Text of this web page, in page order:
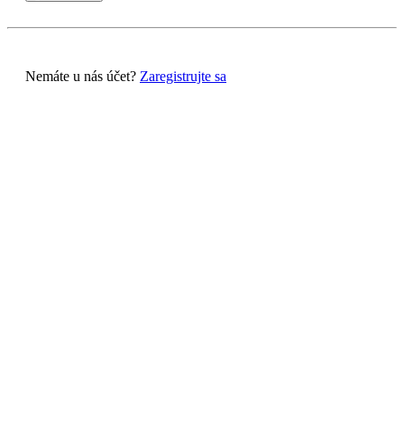
Nemáte u nás účet? Zaregistrujte sa